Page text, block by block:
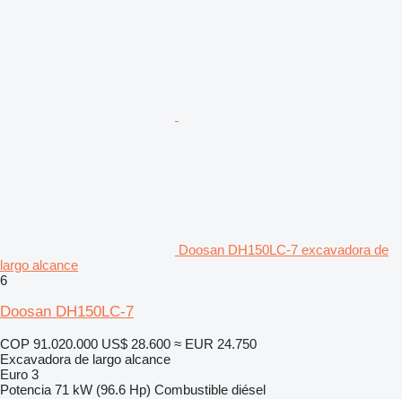
Doosan DH150LC-7 excavadora de
largo alcance
6
Doosan DH150LC-7
COP 91.020.000 US$ 28.600 ≈ EUR 24.750
Excavadora de largo alcance
Euro 3
Potencia 71 kW (96.6 Hp) Combustible diésel